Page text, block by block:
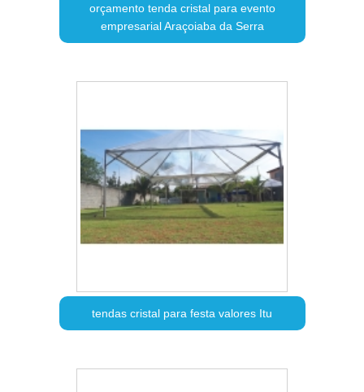
orçamento tenda cristal para evento
empresarial Araçoiaba da Serra
tendas cristal para festa valores Itu